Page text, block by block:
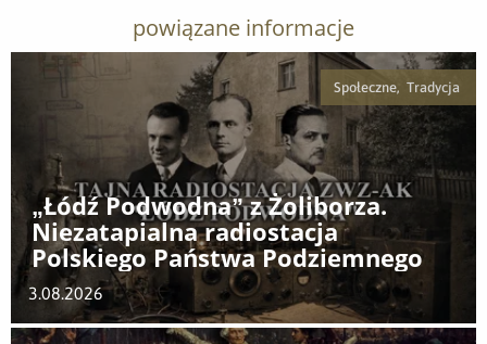
powiązane informacje
Społeczne, Tradycja
„Łódź Podwodna” z Żoliborza.
Niezatapialna radiostacja
Polskiego Państwa Podziemnego
3.08.2026